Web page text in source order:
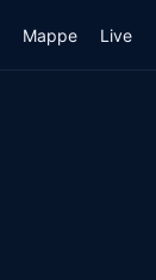
Mappe Live